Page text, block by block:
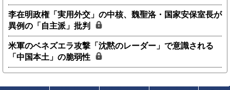
李在明政権「実用外交」の中核、魏聖洛・国家安保室長が
異例の「自主派」批判
米軍のベネズエラ攻撃「沈黙のレーダー」で意識される
「中国本土」の脆弱性